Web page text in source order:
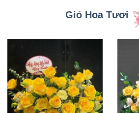
Giỏ Hoa Tươi